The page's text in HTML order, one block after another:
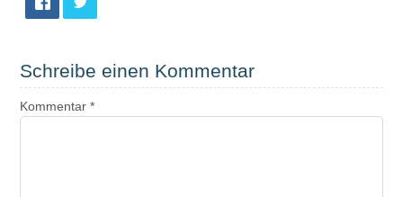
Schreibe einen Kommentar
Kommentar*